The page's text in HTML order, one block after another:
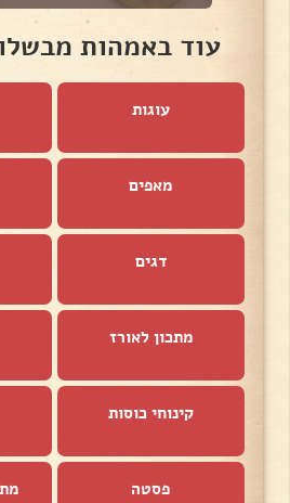
עוד באמהות
עוגות
מאפים
דגים
מתכון לאורז
קינוחי כוסות
פסטה